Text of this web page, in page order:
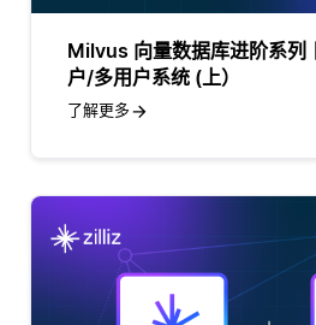
Milvus 向量数据库进阶系列
户/多用户系统 (上）
了解更多